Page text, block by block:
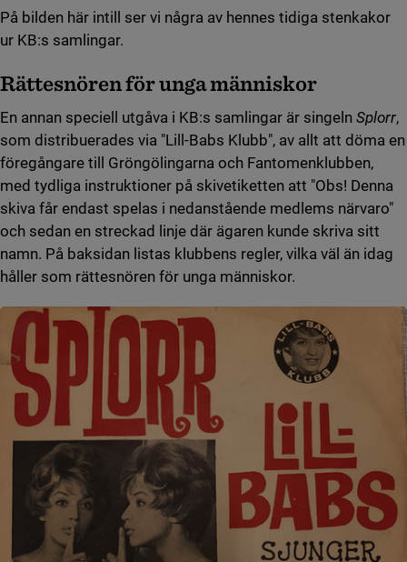
På bilden här intill ser vi några av hennes tidiga stenkakor
ur KB:s samlingar.
Rättesnören för unga människor
En annan speciell utgåva i KB:s samlingar är singeln Splorr,
som distribuerades via "Lill-Babs Klubb", av allt att döma en
föregångare till Gröngölingarna och Fantomenklubben,
med tydliga instruktioner på skivetiketten att "Obs! Denna
skiva får endast spelas i nedanstående medlems närvaro"
och sedan en streckad linje där ägaren kunde skriva sitt
namn. På baksidan listas klubbens regler, vilka väl än idag
håller som rättesnören för unga människor.